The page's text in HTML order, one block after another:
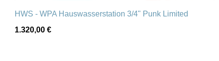
HWS - WPA Hauswasserstation 3/4" Punk Limited
1.320,00 €